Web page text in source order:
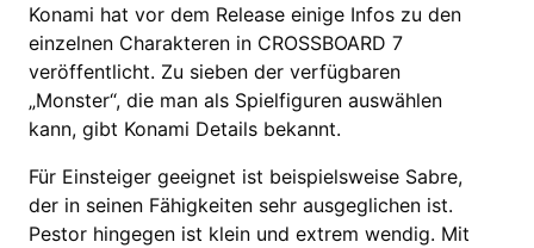
Konami hat vor dem Release einige Infos zu den
einzelnen Charakteren in CROSSBOARD 7
veröffentlicht. Zu sieben der verfügbaren
„Monster“, die man als Spielfiguren auswählen
kann, gibt Konami Details bekannt.
Für Einsteiger geeignet ist beispielsweise Sabre,
der in seinen Fähigkeiten sehr ausgeglichen ist.
Pestor hingegen ist klein und extrem wendig. Mit